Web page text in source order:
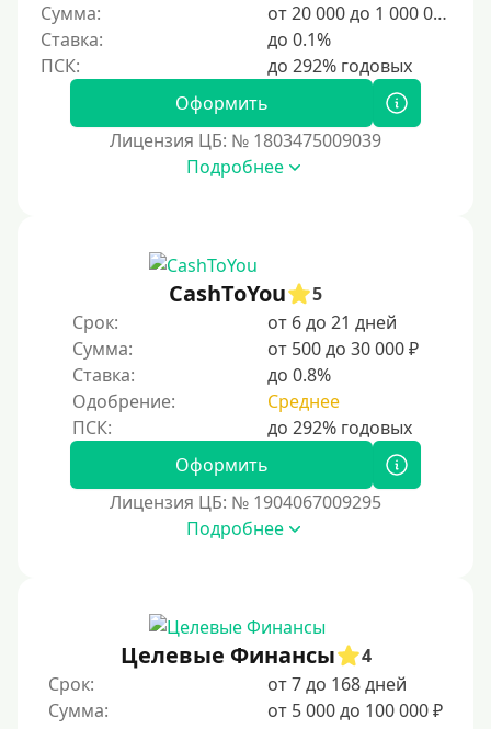
Сумма:
от 20 000 до 1 000 000 ₽
Ставка:
до 0.1%
Оформить
Лицензия ЦБ: № 1803475009039
Подробнее
CashToYou
5
Срок:
от 6 до 21 дней
Сумма:
от 500 до 30 000 ₽
Ставка:
до 0.8%
Одобрение:
Среднее
Оформить
Лицензия ЦБ: № 1904067009295
Подробнее
Целевые Финансы
4
Срок:
от 7 до 168 дней
Сумма:
от 5 000 до 100 000 ₽